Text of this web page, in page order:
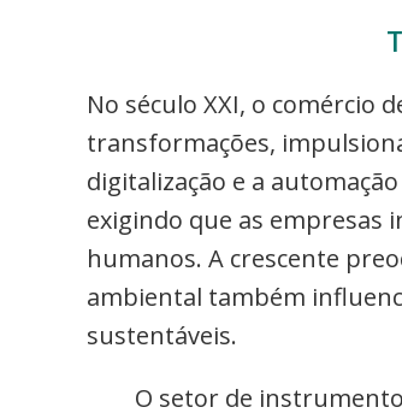
No século XXI, o
transformações,
digitalização e a
exigindo que as empresas
humanos. A crescente
ambiental também
sustentáveis.
O setor de